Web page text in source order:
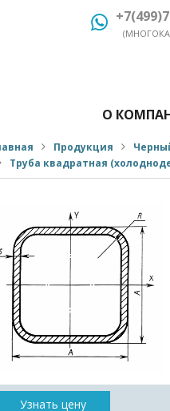
О
Продукция
Труба квадратная
Узнать цену